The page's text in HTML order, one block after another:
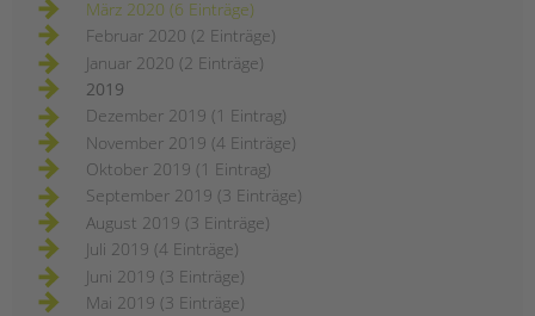
März 2020 (6 Einträge)
Februar 2020 (2 Einträge)
Januar 2020 (2 Einträge)
2019
Dezember 2019 (1 Eintrag)
November 2019 (4 Einträge)
Oktober 2019 (1 Eintrag)
September 2019 (3 Einträge)
August 2019 (3 Einträge)
Juli 2019 (4 Einträge)
Juni 2019 (3 Einträge)
Mai 2019 (3 Einträge)